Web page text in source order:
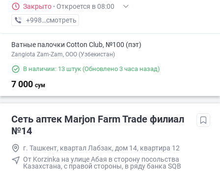
Закрыто · Откроется в 08:00
+998 (77) XXX-XX-XX
смотреть
Ватные палочки Cotton Club, №100 (пэт)
Zangiota Zam-Zam, OOO (Узбекистан)
В наличии: 13 штук (Обновлено 3 часа назад)
7 000 сум
Сеть аптек Marjon Farm Trade филиал
№14
г. Ташкент, квартал Лабзак, дом 14, квартира 12
От Korzinka на улице Абая в сторону посольства
Казахстана, с правой стороны, в ряду банка SQB